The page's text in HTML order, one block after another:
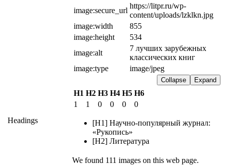
image:secure_url
https://litpr.ru/wp-
content/uploads/lzklkn.jpg
image:width
855
image:height
534
image:alt
7 лучших зарубежных
классических книг
image:type
image/jpeg
Expand
Collapse
Headings
H1 H2 H3 H4 H5 H6
1
1 0 0 0 0
[H1] Научно-популярный журнал:
«Рукопись»
[H2] Литература
We found 111 images on this web page.